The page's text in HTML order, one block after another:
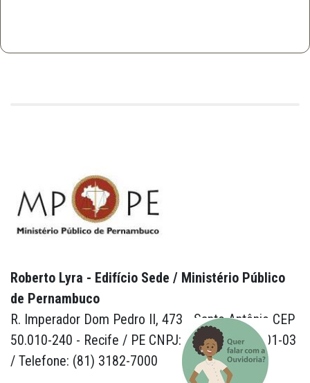
Roberto Lyra - Edifício Sede / Ministério Público
de Pernambuco
R. Imperador Dom Pedro II, 473 - Santo Antônio CEP
50.010-240 - Recife / PE CNPJ: 24.417.065/0001-03
/ Telefone: (81) 3182-7000